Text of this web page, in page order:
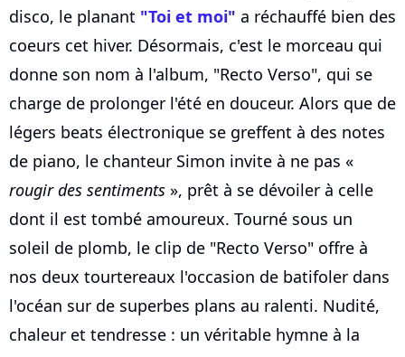
disco, le planant "Toi et moi" a réchauffé bien des
coeurs cet hiver. Désormais, c'est le morceau qui
donne son nom à l'album, "Recto Verso", qui se
charge de prolonger l'été en douceur. Alors que de
légers beats électronique se greffent à des notes
de piano, le chanteur Simon invite à ne pas «
rougir des sentiments », prêt à se dévoiler à celle
dont il est tombé amoureux. Tourné sous un
soleil de plomb, le clip de "Recto Verso" offre à
nos deux tourtereaux l'occasion de batifoler dans
l'océan sur de superbes plans au ralenti. Nudité,
chaleur et tendresse : un véritable hymne à la